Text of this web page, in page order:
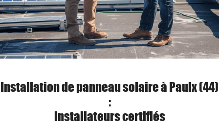
Installation de panneau solaire à Paulx (44)
:
installateurs certifiés